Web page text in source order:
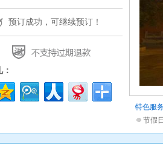
预订成功，可继续预订！
特色服
节假